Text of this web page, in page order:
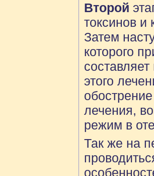
Второй
токсинов
Затем
которого
этого
лечения,
режим в
Так же на